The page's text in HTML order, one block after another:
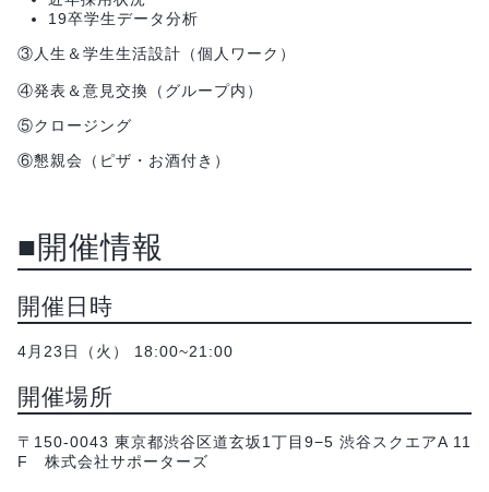
19卒学生データ分析
③人生＆学生生活設計（個人ワーク）
④発表＆意見交換（グループ内）
⑤クロージング
⑥懇親会（ピザ・お酒付き）
■開催情報
開催日時
4月23日（火） 18:00~21:00
開催場所
〒150-0043 東京都渋谷区道玄坂1丁目9−5 渋谷スクエアA 11
F 株式会社サポーターズ